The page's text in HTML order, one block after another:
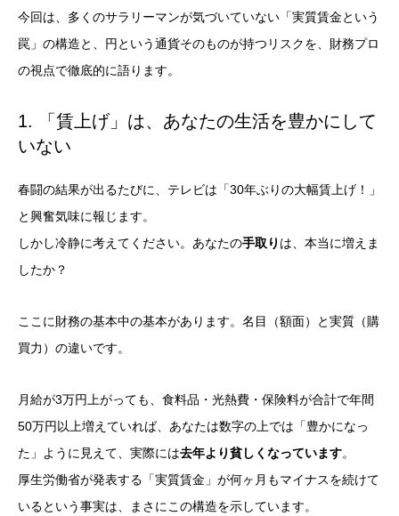
今回は、多くのサラリーマンが気づいていない「実質賃金という
罠」の構造と、円という通貨そのものが持つリスクを、財務プロ
の視点で徹底的に語ります。
1. 「賃上げ」は、あなたの生活を豊かにして
いない
春闘の結果が出るたびに、テレビは「30年ぶりの大幅賃上げ！」
と興奮気味に報じます。
しかし冷静に考えてください。あなたの手取り は、本当に増えま
したか？
ここに財務の基本中の基本があります。名目（額面）と実質（購
買力）の違いです。
月給が3万円上がっても、食料品・光熱費・保険料が合計で年間
50万円以上増えていれば、あなたは数字の上では「豊かになっ
た」ように見えて、実際には去年より貧しくなっています。
厚生労働省が発表する「実質賃金」が何ヶ月もマイナスを続けて
いるという事実は、まさにこの構造を示しています。